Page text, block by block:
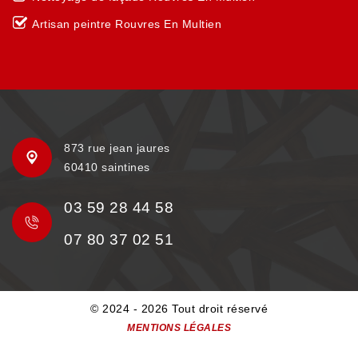
Artisan peintre Rouvres En Multien
873 rue jean jaures
60410 saintines
03 59 28 44 58
07 80 37 02 51
© 2024 - 2026 Tout droit réservé
MENTIONS LÉGALES